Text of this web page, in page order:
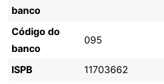
banco
Código do
banco
095
ISPB
11703662